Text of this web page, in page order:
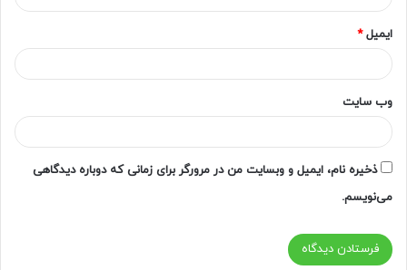
ایمیل*
وب‌ سایت
ذخیره نام، ایمیل و وبسایت من در مرورگر برای زمانی که دوباره دیدگاهی
می‌نویسم.